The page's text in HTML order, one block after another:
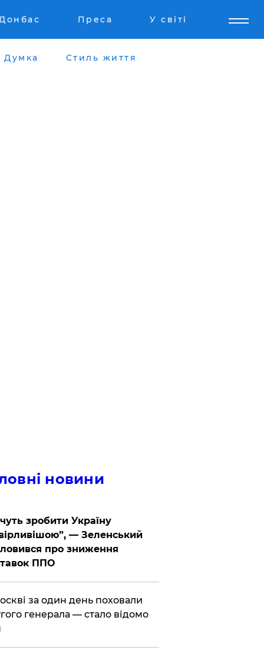
Преса У світі
Думка Стиль життя
новини
зробити Україну
— Зеленський
про зниження
ППО
за один день поховали
генерала — стало відомо